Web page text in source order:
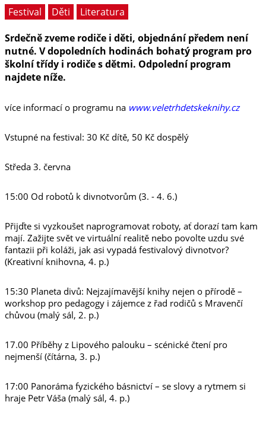
Festival Děti
Literatura
Srdečně zveme rodiče i děti, objednání předem není
nutné. V dopoledních hodinách bohatý program pro
školní třídy i rodiče s dětmi. Odpolední program
najdete níže.
více informací o programu na www.veletrhdetskeknihy.cz
Vstupné na festival: 30 Kč dítě, 50 Kč dospělý
Středa 3. června
15:00 Od robotů k divnotvorům (3. - 4. 6.)
Přijďte si vyzkoušet naprogramovat roboty, ať dorazí tam kam
mají. Zažijte svět ve virtuální realitě nebo povolte uzdu své
fantazii při koláži, jak asi vypadá festivalový divnotvor?
(Kreativní knihovna, 4. p.)
15:30 Planeta divů: Nejzajímavější knihy nejen o přírodě –
workshop pro pedagogy i zájemce z řad rodičů s Mravenčí
chůvou (malý sál, 2. p.)
17.00 Příběhy z Lipového palouku – scénické čtení pro
nejmenší (čítárna, 3. p.)
17:00 Panoráma fyzického básnictví – se slovy a rytmem si
hraje Petr Váša (malý sál, 4. p.)